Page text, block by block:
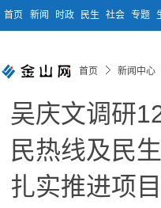
首页 新闻 时政 民生 社会 专题
首页 新闻中心
吴庆文调研
民热线及民
扎实推进项